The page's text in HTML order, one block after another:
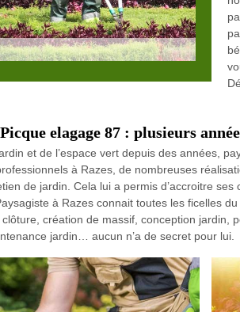
elagage 87 : plusieurs
et de l’espace vert depuis des années,
à Razes, de nombreuses
de jardin. Cela lui a permis d’accroitre
à Razes connait toutes les ficelles
création de massif, conception jardin,
jardin… aucun n’a de secret pour lui.